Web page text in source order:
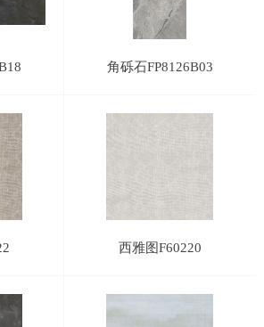
角砾石FP8126B03
西雅图F60220